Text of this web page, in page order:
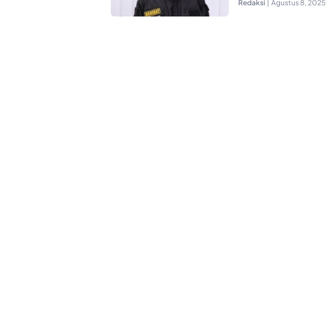
Redaksi | Agustus 8, 2025